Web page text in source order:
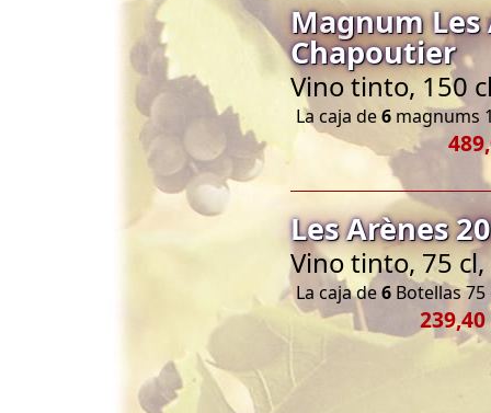
Magnum Les
Chapoutier
Vino tinto, 150
La caja de6 magnums
Les Arènes
Vino tinto, 75 cl,
La caja de6 Botellas 75
239,40